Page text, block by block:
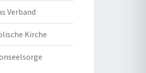
Verband
Kirche